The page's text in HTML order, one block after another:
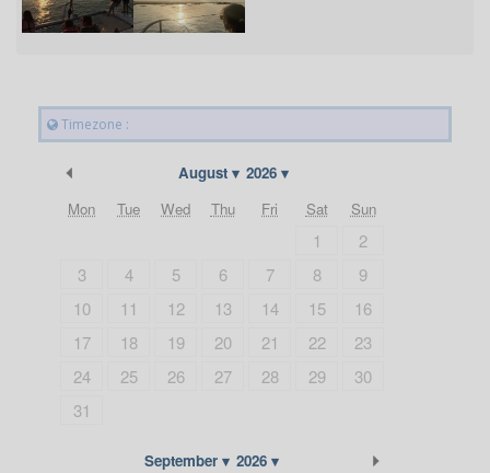
Timezone :
August 2026
Previous Month
Mon Tue Wed Thu Fri Sat Sun
1
2
3
4 5 6 7 8
9
10
11 12 13 14 15
16
17
18 19 20 21 22
23
24
25 26 27 28 29
30
31
September 2026